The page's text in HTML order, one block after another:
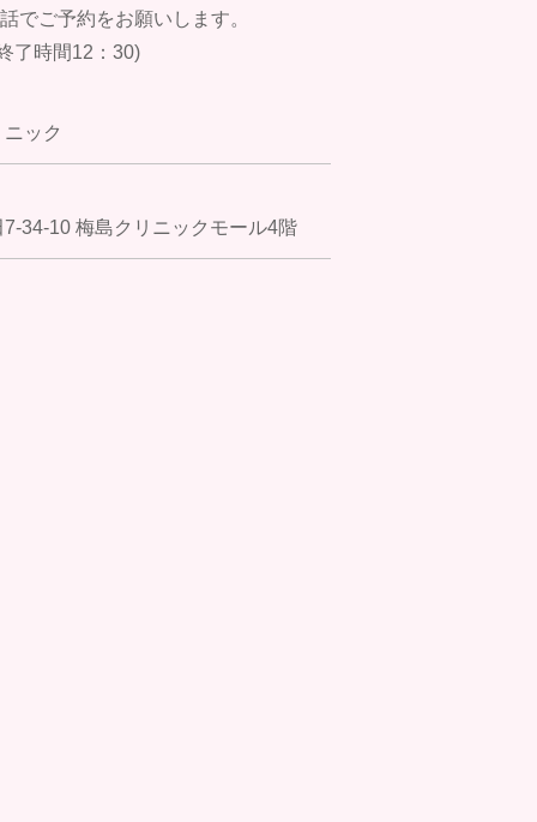
でご予約をお願いします。
了時間12：30)
ック
34-10 梅島クリニックモール4階